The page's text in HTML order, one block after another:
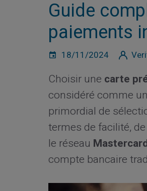
Guide
paiements
18/11/2024
Choisir une carte
considéré comme
primordial de
termes de facilité,
le réseau
compte bancaire